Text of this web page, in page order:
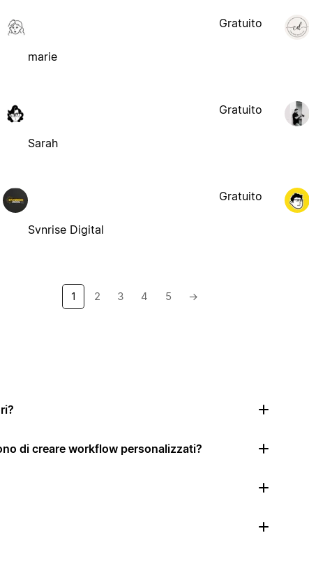
marie
Gratuito
Sarah
Gratuito
Svnrise Digital
Gratuito
1 2 3 4 5 →
di creare workflow personalizzati?